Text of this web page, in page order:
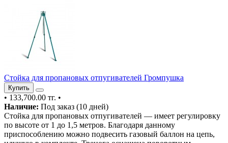
Стойка для пропановых отпугивателей Громпушка
Купить
• 133,700.00 тг. •
Наличие: Под заказ (10 дней)
Стойка для пропановых отпугивателей — имеет регулировку
по высоте от 1 до 1,5 метров. Благодаря данному
приспособлению можно подвесить газовый баллон на цепь,